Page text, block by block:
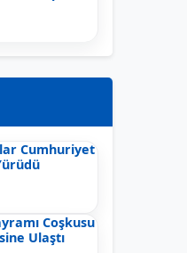
Cumhuriyet
Coşkusu
Ulaştı